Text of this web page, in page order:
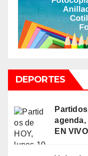
DEPORTES
EN VIVO